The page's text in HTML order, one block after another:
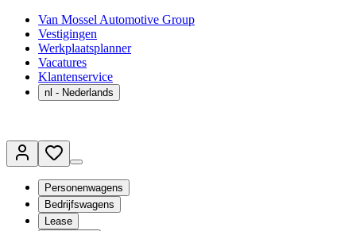
Van Mossel Automotive Group
Vestigingen
Werkplaatsplanner
Vacatures
Klantenservice
nl - Nederlands
Personenwagens
Bedrijfswagens
Lease